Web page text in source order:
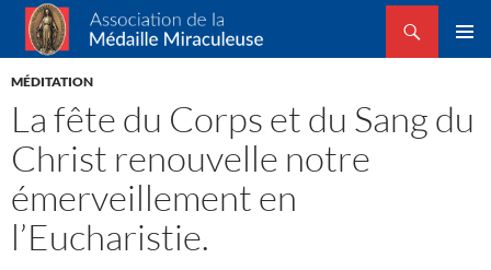
Association de la Médaille Miraculeuse
Recherche
ALLER
AU
MÉDITATION
La fête du Corps et du Sang du
Christ renouvelle notre
émerveillement en
l’Eucharistie.